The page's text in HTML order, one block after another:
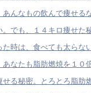
んなもの飲んで痩せる
。でも、１４キロ痩せた
時は、食べても太らな
なたも脂肪燃焼を１０
る秘密。とろとろ脂肪